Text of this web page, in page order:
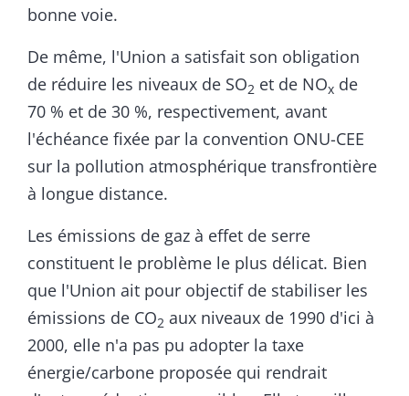
bonne voie.
De même, l'Union a satisfait son obligation
de réduire les niveaux de SO2 et de NOx de
70 % et de 30 %, respectivement, avant
l'échéance fixée par la convention ONU-CEE
sur la pollution atmosphérique transfrontière
à longue distance.
Les émissions de gaz à effet de serre
constituent le problème le plus délicat. Bien
que l'Union ait pour objectif de stabiliser les
émissions de CO2 aux niveaux de 1990 d'ici à
2000, elle n'a pas pu adopter la taxe
énergie/carbone proposée qui rendrait